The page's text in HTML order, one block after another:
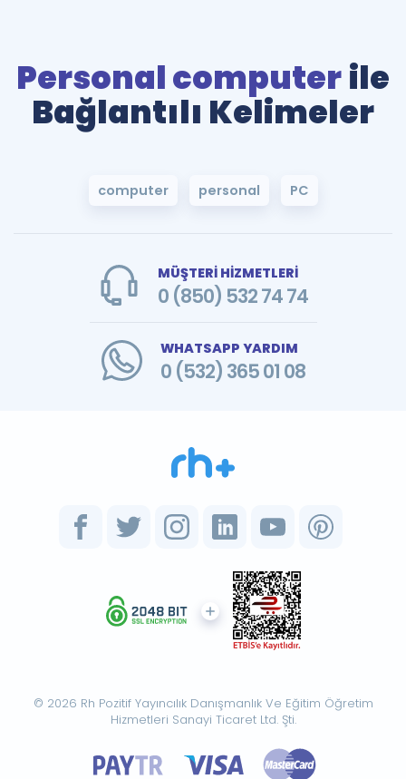
Personal computerile
Bağlantılı Kelimeler
computer personal PC
MÜŞTERİ HİZMETLERİ
0 (850) 532 74 74
WHATSAPP YARDIM
0 (532) 365 01 08
© 2026 Rh Pozitif Yayıncılık Danışmanlık Ve Eğitim Öğretim
Hizmetleri Sanayi Ticaret Ltd. Şti.